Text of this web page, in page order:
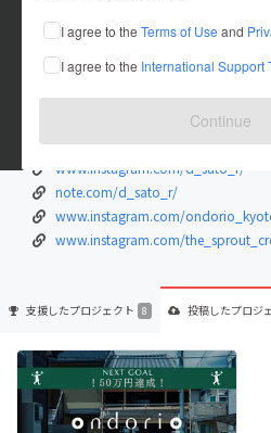
I agree to the Terms of Use and
I agree to the International Support
Continue
プロジェクトオ
これまでに8回支援して1件のプロジ
在住国：日本 現在地：京都府
出身地：京都府
www.instagram.com/d_sato_r/
note.com/d_sato_r/
www.instagram.com/
www.instagram.com/
支援したプロジェクト 8 投稿したプロジ